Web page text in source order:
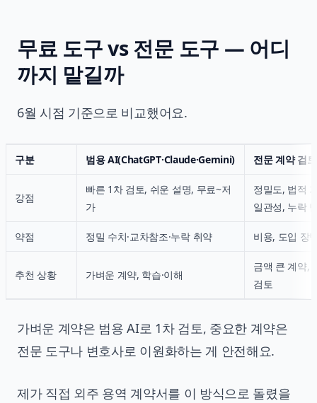
무료 도구 vs 전문 도구 — 어디
까지 맡길까
6월 시점 기준으로 비교했어요.
구분 범용 AI(ChatGPT·Claude·Gemini) 전문 계약 검
강점
빠른 1차 검토, 쉬운 설명, 무료~저
가
정밀도, 법적
일관성, 누락
약점 정밀 수치·교차참조·누락 취약 비용, 도입 장
추천 상황 가벼운 계약, 학습·이해
금액 큰 계약,
검토
가벼운 계약은 범용 AI로 1차 검토, 중요한 계약은
전문 도구나 변호사로 이원화하는 게 안전해요.
제가 직접 외주 용역 계약서를 이 방식으로 돌렸을